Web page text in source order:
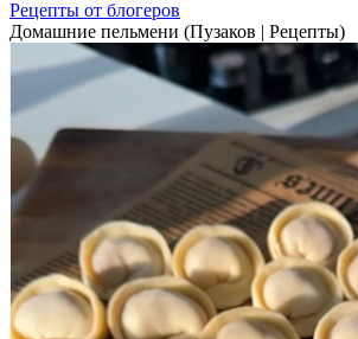
Рецепты от блогеров
Домашние пельмени (Пузаков | Рецепты)